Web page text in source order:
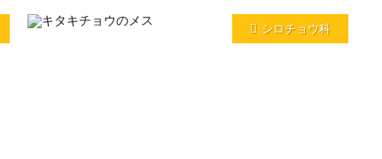
シロチョウ科